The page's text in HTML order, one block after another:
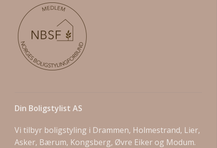
Din Boligstylist AS
Vi tilbyr boligstyling i Drammen, Holmestrand, Lier,
Asker, Bærum, Kongsberg, Øvre Eiker og Modum.